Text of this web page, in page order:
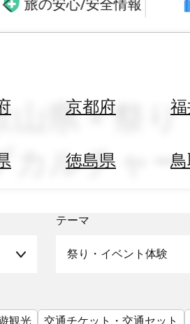
旅の安心/安全情報
京都府
徳島県
山県 × 祭
カルチャ
テーマ
祭り・イベント体験
観光 交通チケット・交通セット